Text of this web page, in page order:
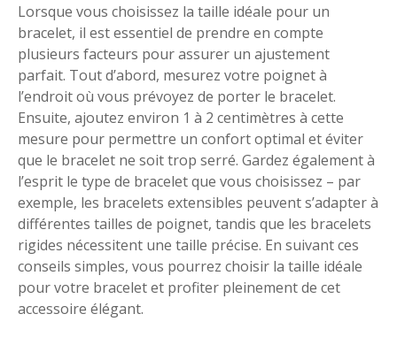
Lorsque vous choisissez la taille idéale pour un
bracelet, il est essentiel de prendre en compte
plusieurs facteurs pour assurer un ajustement
parfait. Tout d’abord, mesurez votre poignet à
l’endroit où vous prévoyez de porter le bracelet.
Ensuite, ajoutez environ 1 à 2 centimètres à cette
mesure pour permettre un confort optimal et éviter
que le bracelet ne soit trop serré. Gardez également à
l’esprit le type de bracelet que vous choisissez – par
exemple, les bracelets extensibles peuvent s’adapter à
différentes tailles de poignet, tandis que les bracelets
rigides nécessitent une taille précise. En suivant ces
conseils simples, vous pourrez choisir la taille idéale
pour votre bracelet et profiter pleinement de cet
accessoire élégant.